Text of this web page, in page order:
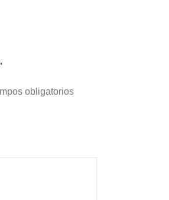
obligatorios